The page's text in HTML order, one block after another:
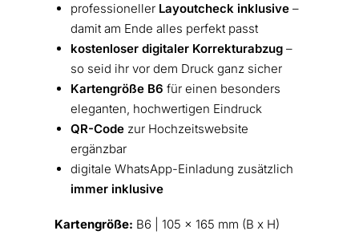
professioneller Layoutcheck inklusive–
damit am Ende alles perfekt passt
kostenloser digitaler Korrekturabzug–
so seid ihr vor dem Druck ganz sicher
Kartengröße B6 für einen besonders
eleganten, hochwertigen Eindruck
QR-Codezur Hochzeitswebsite
ergänzbar
digitale WhatsApp-Einladung zusätzlich
immer inklusive
Kartengröße: B6 | 105 x 165 mm (B x H)